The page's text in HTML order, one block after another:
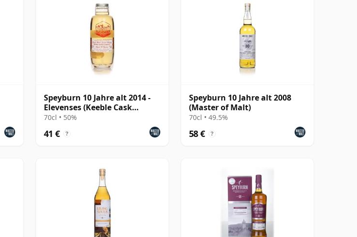
Speyburn 10 Jahre alt 2014 -
Elevenses (Keeble Cask
Company)
70cl • 50%
41 € ?
Speyburn 10 Jahre alt 2008
(Master of Malt)
70cl • 49.5%
58 € ?